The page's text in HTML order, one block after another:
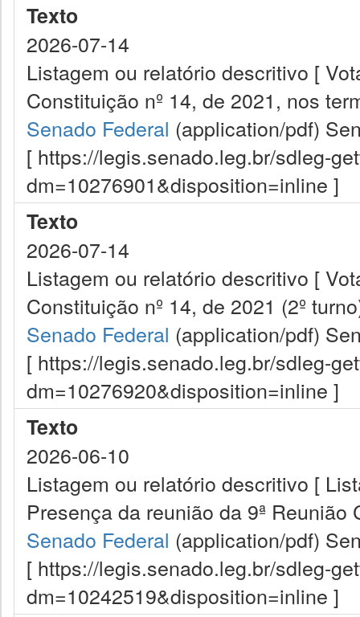
Texto
2026-07-14
Listagem ou relatório descritivo [
Constituição nº 14, de 2021, nos
Senado Federal (application/pdf)
[ https://legis.senado.leg.br/sdleg-
dm=10276901&disposition=inline ]
Texto
2026-07-14
Listagem ou relatório descritivo [
Constituição nº 14, de 2021 (2º
Senado Federal (application/pdf)
[ https://legis.senado.leg.br/sdleg-
dm=10276920&disposition=inline ]
Texto
2026-06-10
Listagem ou relatório descritivo [
Presença da reunião da 9ª Reunião
Senado Federal (application/pdf)
[ https://legis.senado.leg.br/sdleg-
dm=10242519&disposition=inline ]